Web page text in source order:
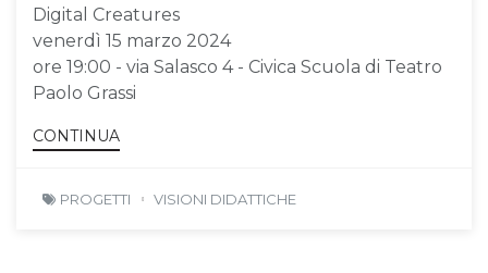
Digital Creatures
venerdì 15 marzo 2024
ore 19:00 - via Salasco 4 - Civica Scuola di Teatro
Paolo Grassi
CONTINUA
PROGETTI VISIONI DIDATTICHE